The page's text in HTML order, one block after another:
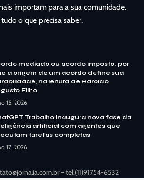
importam para a sua comunidade.
o que precisa saber.
mediado ou acordo imposto: por
a origem de um acordo define sua
na leitura de Haroldo
Filho
15, 2026
Trabalho inaugura nova fase da
artificial com agentes que
tarefas completas
17, 2026
– tel.(11)91754-6532